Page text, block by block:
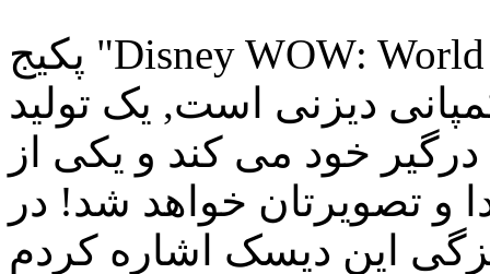
پکیج "Disney WOW: World of Wonder" جدید ترین دیسک
دیزنی است, یک تولید
خود می کند و یکی از
و تصویرتان خواهد شد! در